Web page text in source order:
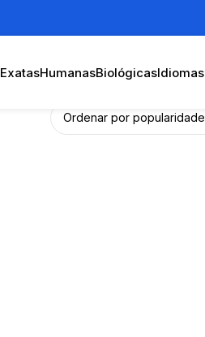
ExatasHumanasBiológicasIdiomas